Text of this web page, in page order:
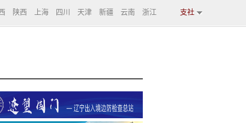
陕西 上海 四川 天津 新疆 云南 浙江 支社